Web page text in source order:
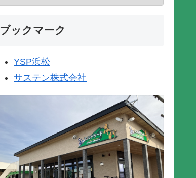
ブックマーク
YSP浜松
サステン株式会社